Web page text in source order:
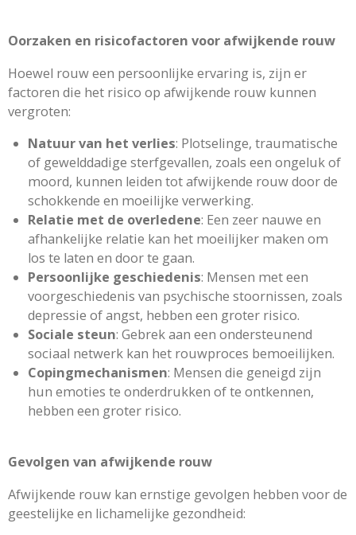
Oorzaken en risicofactoren voor afwijkende rouw
Hoewel rouw een persoonlijke ervaring is, zijn er
factoren die het risico op afwijkende rouw kunnen
vergroten:
Natuur van het verlies: Plotselinge, traumatische
of gewelddadige sterfgevallen, zoals een ongeluk of
moord, kunnen leiden tot afwijkende rouw door de
schokkende en moeilijke verwerking.
Relatie met de overledene: Een zeer nauwe en
afhankelijke relatie kan het moeilijker maken om
los te laten en door te gaan.
Persoonlijke geschiedenis: Mensen met een
voorgeschiedenis van psychische stoornissen, zoals
depressie of angst, hebben een groter risico.
Sociale steun: Gebrek aan een ondersteunend
sociaal netwerk kan het rouwproces bemoeilijken.
Copingmechanismen: Mensen die geneigd zijn
hun emoties te onderdrukken of te ontkennen,
hebben een groter risico.
Gevolgen van afwijkende rouw
Afwijkende rouw kan ernstige gevolgen hebben voor de
geestelijke en lichamelijke gezondheid: